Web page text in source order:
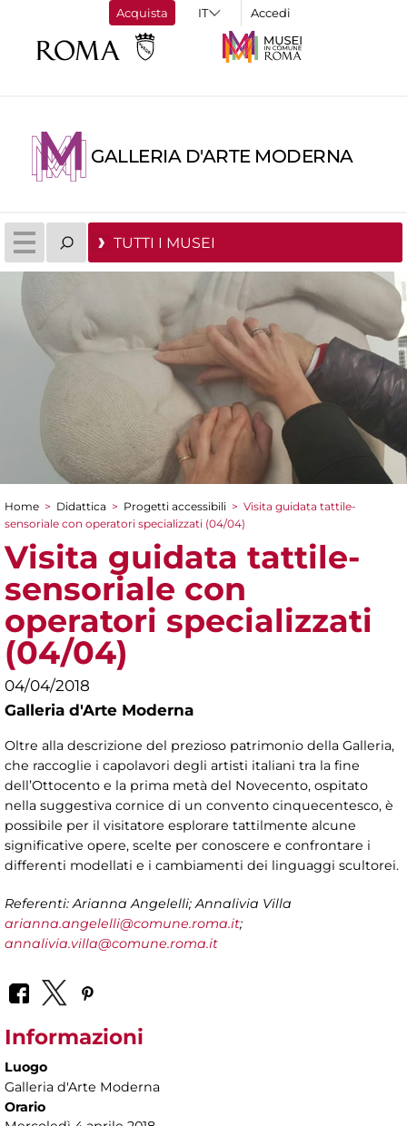
Acquista Accedi
GALLERIA D'ARTE MODERNA
TUTTI I MUSEI
Tu sei qui
Home > Didattica > Progetti accessibili > Visita guidata tattile-
sensoriale con operatori specializzati (04/04)
Visita guidata tattile-
sensoriale con
operatori specializzati
(04/04)
04/04/2018
Galleria d'Arte Moderna
Oltre alla descrizione del prezioso patrimonio della Galleria,
che raccoglie i capolavori degli artisti italiani tra la fine
dell’Ottocento e la prima metà del Novecento, ospitato
nella suggestiva cornice di un convento cinquecentesco, è
possibile per il visitatore esplorare tattilmente alcune
significative opere, scelte per conoscere e confrontare i
differenti modellati e i cambiamenti dei linguaggi scultorei.
Referenti: Arianna Angelelli; Annalivia Villa
arianna.angelelli@comune.roma.it;
annalivia.villa@comune.roma.it
Informazioni
Luogo
Galleria d'Arte Moderna
Orario